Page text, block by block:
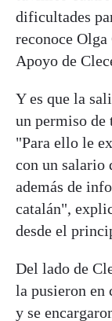
dificultades
reconoce
Apoyo de
Y es que la
un permiso de
"Para ello le
con un salario
además de
catalán",
desde el
Del lado de
la pusieron en
y se